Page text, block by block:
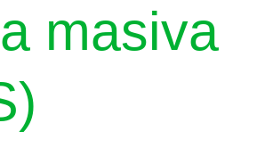
masiva